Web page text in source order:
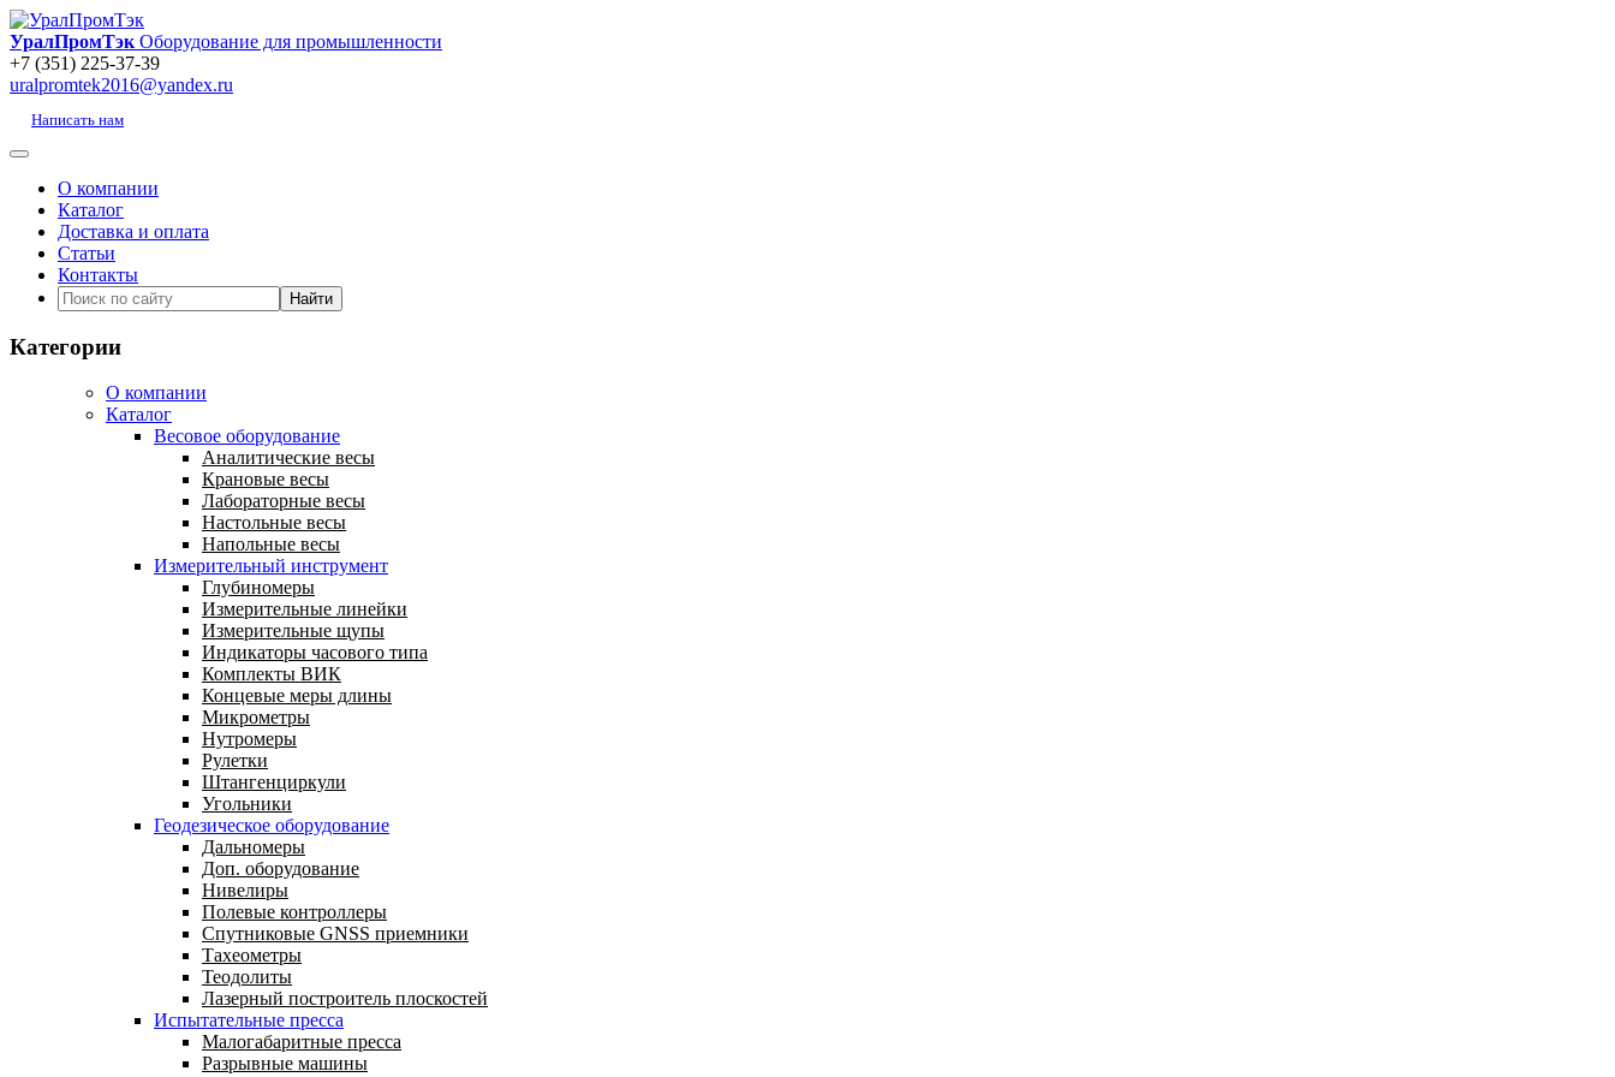
УралПромТэк Оборудование для промышленности
+7 (351) 225-37-39
uralpromtek2016@yandex.ru
Написать нам
О компании
Каталог
Доставка и оплата
Статьи
Контакты
Категории
О компании
Каталог
Весовое оборудование
Аналитические весы
Крановые весы
Лабораторные весы
Настольные весы
Напольные весы
Измерительный инструмент
Глубиномеры
Измерительные линейки
Измерительные щупы
Индикаторы часового типа
Комплекты ВИК
Концевые меры длины
Микрометры
Нутромеры
Рулетки
Штангенциркули
Угольники
Геодезическое оборудование
Дальномеры
Доп. оборудование
Нивелиры
Полевые контроллеры
Спутниковые GNSS приемники
Тахеометры
Теодолиты
Лазерный построитель плоскостей
Испытательные пресса
Малогабаритные пресса
Разрывные машины